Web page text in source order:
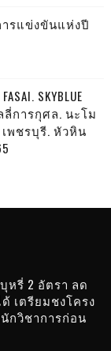
การแข่งขันแห่งปี
SKYBLUE
ลี่การกุศล. นะโม
พชรบุรี. หัวหิน
หรี่ 2 อัตรา ลด
เตรียมชงโครง
กวิชาการก่อน